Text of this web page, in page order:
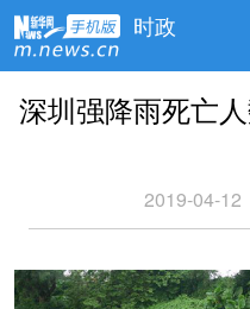
时政
深圳强降雨死亡
2019-04-12